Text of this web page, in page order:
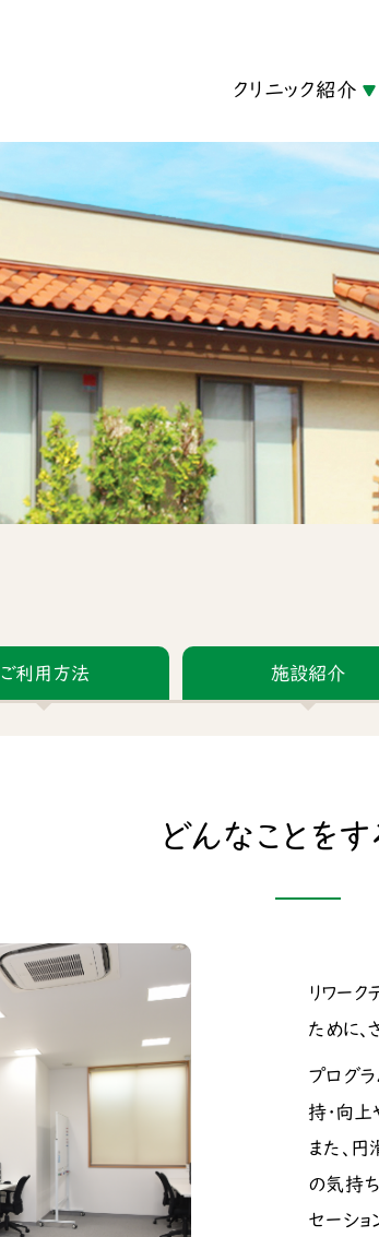
クリニック紹介
ご利用方法 施設紹介
どんなことをす
リワー
ために、
プログ
持・向上
また、
の気持
セーショ